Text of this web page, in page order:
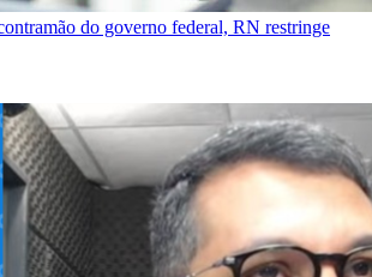
do governo federal, RN restringe